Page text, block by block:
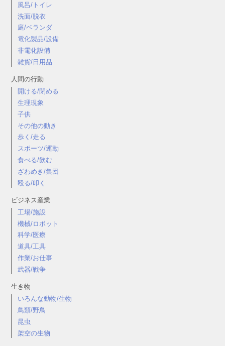
風呂/トイレ
洗面/脱衣
庭/ベランダ
電化製品/設備
非電化設備
雑貨/日用品
人間の行動
開ける/閉める
生理現象
子供
その他の動き
歩く/走る
スポーツ/運動
食べる/飲む
ざわめき/集団
殴る/叩く
ビジネス産業
工場/施設
機械/ロボット
科学/医療
道具/工具
作業/お仕事
武器/戦争
生き物
いろんな動物/生物
鳥類/野鳥
昆虫
架空の生物